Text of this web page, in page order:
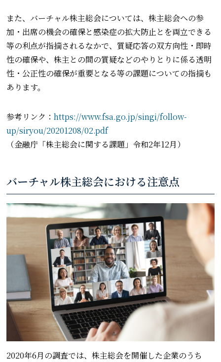
また、バーチャル株主総会については、株主総会への参
加・出席の機会の確保と感染症の拡大防止とを両立できる
等の利点が指摘されるなかで、質疑応答の双方向性・即時
性の確保や、株主との間の質疑などのやりとりに係る透明
性・公正性の確保が重要となる等の課題についての指摘も
あります。
参考リンク：https://www.fsa.go.jp/singi/follow-
up/siryou/20201208/02.pdf
（金融庁「株主総会に関する課題」令和2年12月）
バーチャル株主総会における注意点
2020年6月の調査では、株主総会を開催した企業のうち